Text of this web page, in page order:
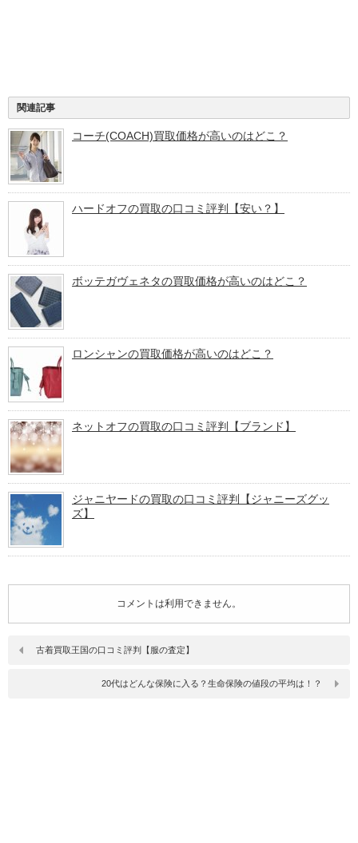
関連記事
コーチ(COACH)買取価格が高いのはどこ？
ハードオフの買取の口コミ評判【安い？】
ボッテガヴェネタの買取価格が高いのはどこ？
ロンシャンの買取価格が高いのはどこ？
ネットオフの買取の口コミ評判【ブランド】
ジャニヤードの買取の口コミ評判【ジャニーズグッ
ズ】
コメントは利用できません。
古着買取王国の口コミ評判【服の査定】
20代はどんな保険に入る？生命保険の値段の平均は！？